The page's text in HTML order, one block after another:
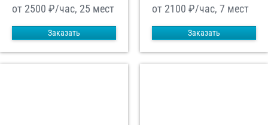
от 2500 ₽/час, 25 мест
Заказать
от 2100 ₽/час, 7 мест
Заказать